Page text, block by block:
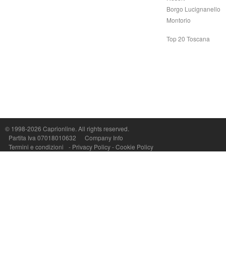
Borgo Lucignanello
Montorio
Top 20 Toscana
© 1998-2026 Caprionline. All rights reserved.
Partita Iva 07018010632
Company Info
Termini e condizioni
- Privacy Policy-Cookie Policy
P.Iva, C.F. e n.Reg.Imprese Napoli: 07018010632 - Rea n.557643